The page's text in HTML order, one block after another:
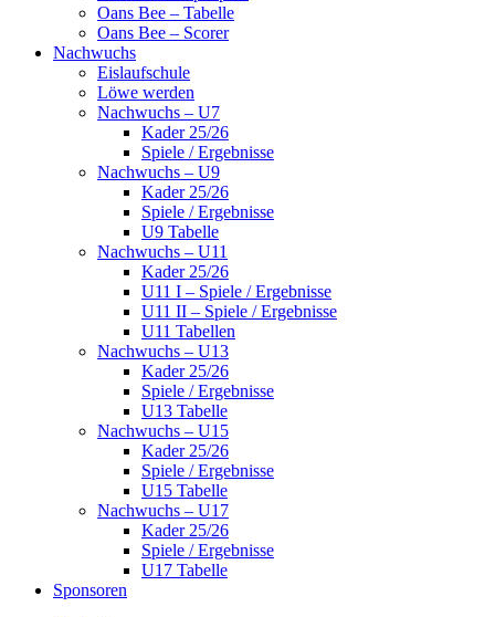
Oans Bee – Tabelle
Oans Bee – Scorer
Nachwuchs
Eislaufschule
Löwe werden
Nachwuchs – U7
Kader 25/26
Spiele / Ergebnisse
Nachwuchs – U9
Kader 25/26
Spiele / Ergebnisse
U9 Tabelle
Nachwuchs – U11
Kader 25/26
U11 I – Spiele / Ergebnisse
U11 II – Spiele / Ergebnisse
U11 Tabellen
Nachwuchs – U13
Kader 25/26
Spiele / Ergebnisse
U13 Tabelle
Nachwuchs – U15
Kader 25/26
Spiele / Ergebnisse
U15 Tabelle
Nachwuchs – U17
Kader 25/26
Spiele / Ergebnisse
U17 Tabelle
Sponsoren